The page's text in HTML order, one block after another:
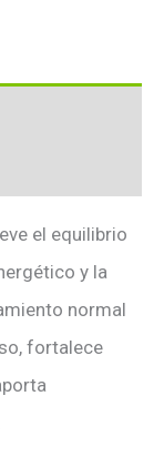
el equilibrio
y la
normal
fortalece